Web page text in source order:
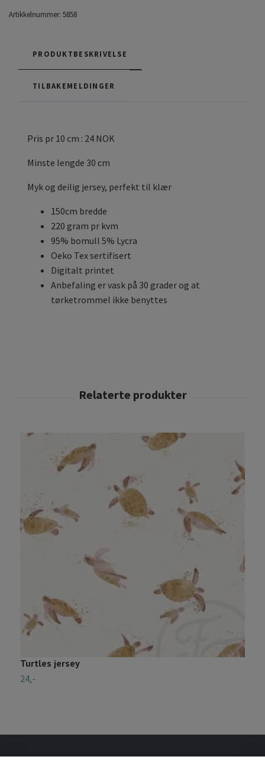
Artikkelnummer: 5858
PRODUKTBESKRIVELSE
TILBAKEMELDINGER
Pris pr 10 cm : 24 NOK
Minste lengde 30 cm
Myk og deilig jersey, perfekt til klær
150cm bredde
220 gram pr kvm
95% bomull 5% Lycra
Oeko Tex sertifisert
Digitalt printet
Anbefaling er vask på 30 grader og at
tørketrommel ikke benyttes
Turtles jersey
24,-